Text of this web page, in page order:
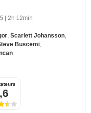
| 2h 12min
Scarlett Johansson
Buscemi